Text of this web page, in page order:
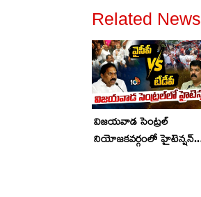
Related News
విజయవాడ సెంట్రల్
నియోజకవర్గంలో హైటెన్షన్..